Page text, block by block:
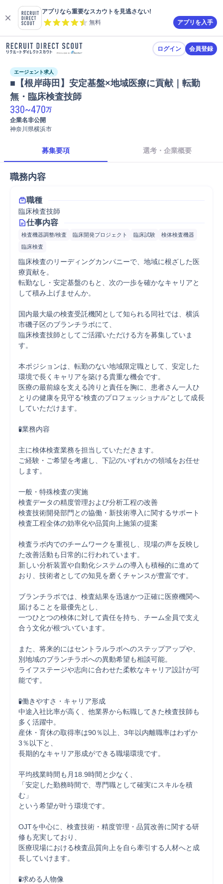
アプリなら重要なスカウトを見逃さない!
無料
アプリを入手
ログイン 会員登録
エージェント求人
■【根岸蒔田】安定基盤×地域医療に貢献｜転勤
無・臨床検査技師
330~470万
企業名非公開
神奈川県横浜市
募集要項 選考・企業概要
職務内容
職種
臨床検査技師
仕事内容
検査機器調整/検査 臨床開発プロジェクト 臨床試験
検体検査機器
臨床検査
臨床検査のリーディングカンパニーで、地域に根ざした医
療貢献を。
転勤なし・安定基盤のもと、次の一歩を確かなキャリアと
して積み上げませんか。
国内最大級の検査受託機関として知られる同社では、横浜
市磯子区のブランチラボにて、
臨床検査技師としてご活躍いただける方を募集していま
す。
本ポジションは、転勤のない地域限定職として、安定した
環境で長くキャリアを築ける貴重な機会です。
医療の最前線を支える誇りと責任を胸に、患者さん一人ひ
とりの健康を見守る“検査のプロフェッショナル”として成長
していただけます。
🧪業務内容
主に検体検査業務を担当していただきます。
ご経験・ご希望を考慮し、下記のいずれかの領域をお任せ
します。
一般・特殊検査の実施
検査データの精度管理および分析工程の改善
検査技術開発部門との協働・新技術導入に関するサポート
検査工程全体の効率化や品質向上施策の提案
検査ラボ内でのチームワークを重視し、現場の声を反映し
た改善活動も日常的に行われています。
新しい分析装置や自動化システムの導入も積極的に進めて
おり、技術者としての知見を磨くチャンスが豊富です。
ブランチラボでは、検査結果を迅速かつ正確に医療機関へ
届けることを最優先とし、
一つひとつの検体に対して責任を持ち、チーム全員で支え
合う文化が根づいています。
また、将来的にはセントラルラボへのステップアップや、
別地域のブランチラボへの異動希望も相談可能。
ライフステージや志向に合わせた柔軟なキャリア設計が可
能です。
🧪働きやすさ・キャリア形成
中途入社比率が高く、他業界から転職してきた検査技師も
多く活躍中。
産休・育休の取得率は90％以上、3年以内離職率はわずか
3％以下と、
長期的なキャリア形成ができる職場環境です。
平均残業時間も月18.9時間と少なく、
「安定した勤務時間で、専門職として確実にスキルを積
む」
という希望が叶う環境です。
OJTを中心に、検査技術・精度管理・品質改善に関する研
修も充実しており、
医療現場における検査品質向上を自ら牽引する人材へと成
長していけます。
🧪求める人物像